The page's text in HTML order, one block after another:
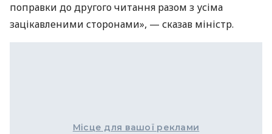
поправки до другого читання разом з усіма
зацікавленими сторонами», — сказав міністр.
Місце для вашої реклами